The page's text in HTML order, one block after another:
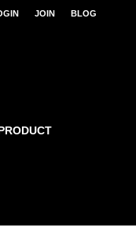
BLOG
JOIN
후